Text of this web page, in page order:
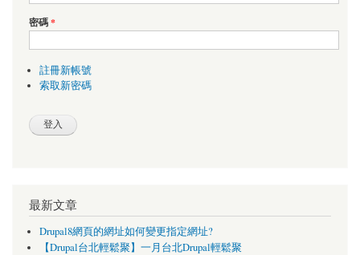
密碼*
註冊新帳號
索取新密碼
最新文章
Drupal8網頁的網址如何變更指定網址?
【Drupal台北輕鬆聚】一月台北Drupal輕鬆聚